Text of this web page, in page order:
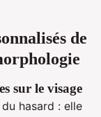
de
sur le visage
hasard : elle